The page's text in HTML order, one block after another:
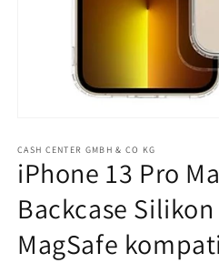
in
Modal
öffnen
CASH CENTER GMBH & CO KG
iPhone 13 Pro
Backcase
MagSafe